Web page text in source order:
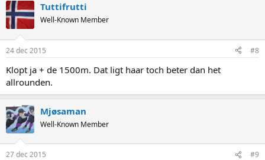
Tuttifrutti
Well-Known Member
24 dec 2015 #8
Klopt ja + de 1500m. Dat ligt haar toch beter dan het
allrounden.
Mjøsaman
Well-Known Member
27 dec 2015 #9